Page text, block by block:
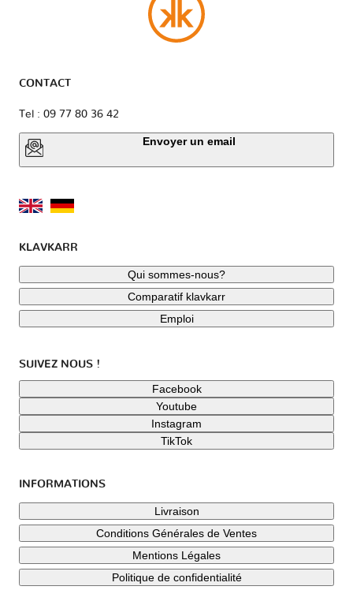
CONTACT
Tel : 09 77 80 36 42
Envoyer un email
KLAVKARR
Qui sommes-nous?
Comparatif klavkarr
Emploi
SUIVEZ NOUS !
Facebook
Youtube
Instagram
TikTok
INFORMATIONS
Livraison
Conditions Générales de Ventes
Mentions Légales
Politique de confidentialité